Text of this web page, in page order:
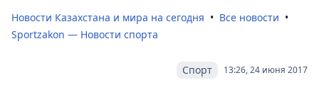
Новости Казахстана и мира на сегодня
Все новости
Sportzakon — Новости спорта
13:26, 24 июня 2017
Спорт